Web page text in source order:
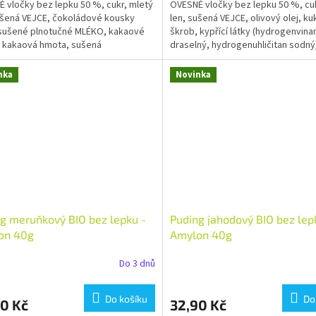
vločky bez lepku 50 %, cukr, mletý
VEJCE, čokoládové kousky
plnotučné MLÉKO, kakaové
hmota, sušená
emulgátor: sójový...
OVESNÉ vločky bez lepku 50 %,
len, sušená VEJCE, olivový olej,
škrob, kypřící látky
draselný, hydrogenuhličitan
perníkové koření 1,6...
meruňkový BIO bez lepku -
40g
Do 3 dnů
Kč Do košíku
Novinka
Puding jahodový BIO bez
Amylon 40g
32,90 Kč